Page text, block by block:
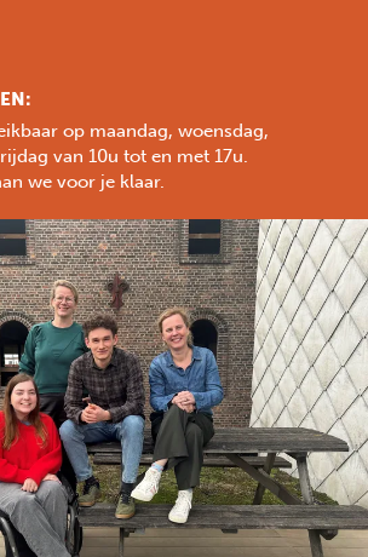
:
op maandag, woensdag,
van 10u tot en met 17u.
we voor je klaar.